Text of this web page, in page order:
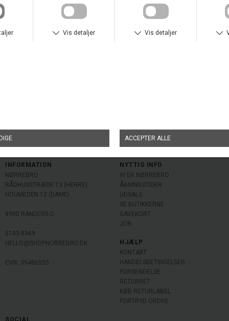
INFORMATION
NØRREBRO
RÅDHUSSTRÆDE 13 (HERRE)
HOUMEDEN 12 (DAME)
8900 RANDERS C
5193 8369
HELLO@SHOPNORREBRO.DK
CVR: 39486555
NYTTIG INFO
VI ER NØRREBRO
ÅBNINGSTIDER
UDSALG
SE BUTIKKERNE
GAVEKORT
JOB
HJÆLP
KONTAKT
HANDELSBETINGELSER
FORSENDELSE
RETURRET
KØB RETURLABEL
FORTRYD ORDRE
SOCIAL